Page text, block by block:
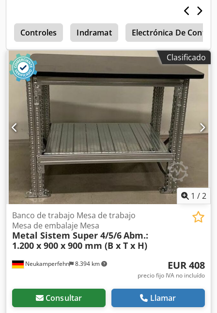
trabajo, nuevos Color del material: totalmente galvanizado
Tipo de soporte: TS4 Incluye barras transversales y
diagonales, placas de base Los soportes están
premontados (estructura de celosía atornillada) Altura: 723
mm Profundidad: 700 mm 04 travesaños para mesa de
trabajo, nuevos Dcsdpfx Aehq Txhspyjk Tipo de travesaño:
TS Dimensiones del perfil: 70 x 42 x 3 mm Luz libre: 920
mm Color del material: totalmente galvanizado 01 tablero
de trabajo, nuevo Tipo de madera: MDF Grosor: 28 mm
Dimensiones: 900 x 1.200 mm Color del material: negro 03
estantes de acero, nuevos Dimensiones: 300 x 700 mm
Tipo: H29/D 02 ruedas giratorias, nuevas 02 ruedas
giratorias con freno, nuevas 01 juego de escuadras, nuevo
Para fijar el tablero de trabajo 08 ganchos de seguridad,
nuevos Color del material: totalmente galvanizado
Controles Indramat Electrónica De Control
Clasificado
1 /2
Neukamperfehn 8.394 km
Banco de trabajo Mesa de trabajo
Mesa de embalaje Mesa
Metal Sistem Super 4/5/6Abm.:
1.200 x 900 x 900 mm (B x T x H)
EUR 408
precio fijo IVA no incluído
Consultar Llamar